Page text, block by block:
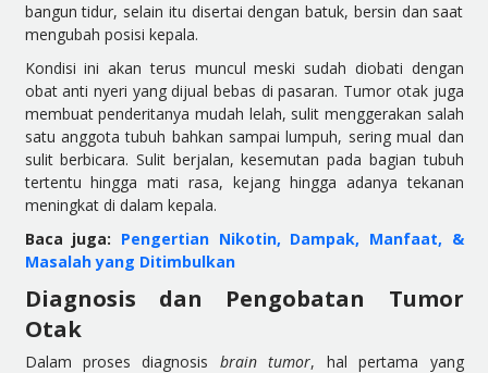
bangun tidur, selain itu disertai dengan batuk, bersin dan saat
mengubah posisi kepala.
Kondisi ini akan terus muncul meski sudah diobati dengan
obat anti nyeri yang dijual bebas di pasaran. Tumor otak juga
membuat penderitanya mudah lelah, sulit menggerakan salah
satu anggota tubuh bahkan sampai lumpuh, sering mual dan
sulit berbicara. Sulit berjalan, kesemutan pada bagian tubuh
tertentu hingga mati rasa, kejang hingga adanya tekanan
meningkat di dalam kepala.
Baca juga: Pengertian Nikotin, Dampak, Manfaat, &
Masalah yang Ditimbulkan
Diagnosis dan Pengobatan Tumor
Otak
Dalam proses diagnosis brain tumor, hal pertama yang